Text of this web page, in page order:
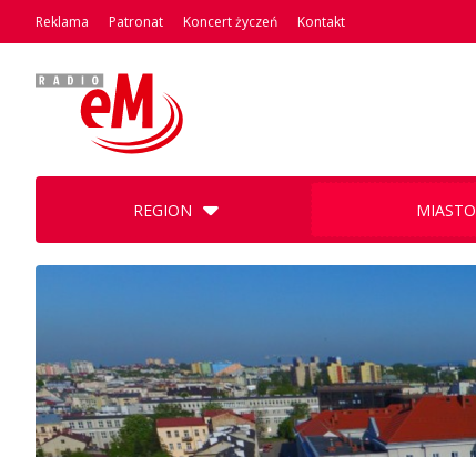
Reklama Patronat Koncert życzeń Kontakt
REGION MIASTO